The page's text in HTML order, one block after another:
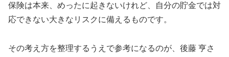
保険は本来、めったに起きないけれど、自分の貯金では対
応できない大きなリスクに備えるものです。
その考え方を整理するうえで参考になるのが、後藤 亨さ